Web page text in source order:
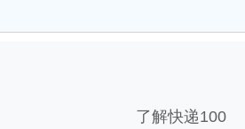
了解快递100